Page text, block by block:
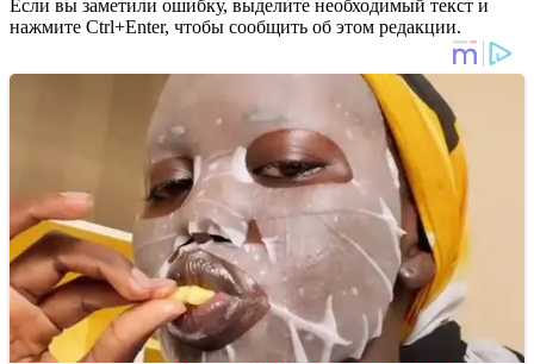
Если вы заметили ошибку, выделите необходимый текст и
нажмите Ctrl+Enter, чтобы сообщить об этом редакции.